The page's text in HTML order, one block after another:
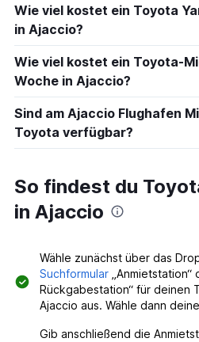
Wie viel kostet ein Toyota
in Ajaccio?
Wie viel kostet ein Toyota-
Woche in Ajaccio?
Sind am Ajaccio Flughafen
Toyota verfügbar?
So findest du
in Ajaccio
Wähle zunächst über das
Suchformular
Rückgabestation“ für deinen
Ajaccio aus. Wähle dann
Gib anschließend die